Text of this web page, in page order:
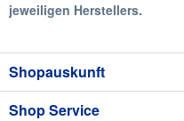
jeweiligen Herstellers.
Shopauskunft
Shop Service